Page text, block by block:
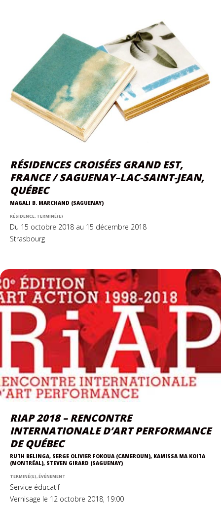
RÉSIDENCES CROISÉES GRAND EST,
FRANCE / SAGUENAY–LAC-SAINT-JEAN,
QUÉBEC
MAGALI B. MARCHAND (SAGUENAY)
RÉSIDENCE, TERMINÉ(E)
Du 15 octobre 2018 au 15 décembre 2018
Strasbourg
RIAP 2018 – RENCONTRE
INTERNATIONALE D’ART PERFORMANCE
DE QUÉBEC
RUTH BELINGA, SERGE OLIVIER FOKOUA (CAMEROUN), KAMISSA MA KOITA
(MONTRÉAL), STEVEN GIRARD (SAGUENAY)
TERMINÉ(E), ÉVÉNEMENT
Service éducatif
Vernisage le 12 octobre 2018, 19:00